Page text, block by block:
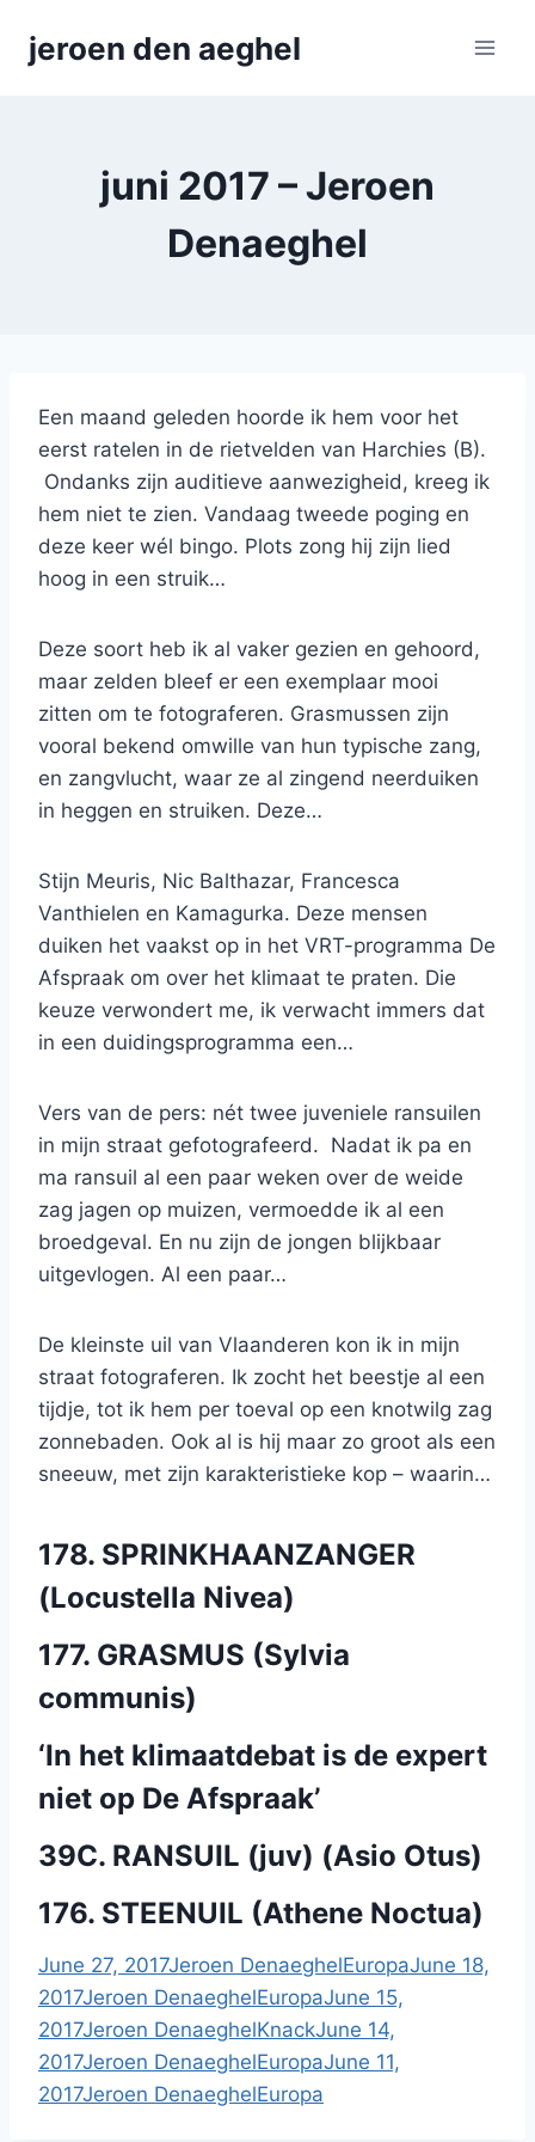
jeroen den aeghel
juni 2017 – Jeroen
Denaeghel
Een maand geleden hoorde ik hem voor het
eerst ratelen in de rietvelden van Harchies (B).
Ondanks zijn auditieve aanwezigheid, kreeg ik
hem niet te zien. Vandaag tweede poging en
deze keer wél bingo. Plots zong hij zijn lied
hoog in een struik…
Deze soort heb ik al vaker gezien en gehoord,
maar zelden bleef er een exemplaar mooi
zitten om te fotograferen. Grasmussen zijn
vooral bekend omwille van hun typische zang,
en zangvlucht, waar ze al zingend neerduiken
in heggen en struiken. Deze…
Stijn Meuris, Nic Balthazar, Francesca
Vanthielen en Kamagurka. Deze mensen
duiken het vaakst op in het VRT-programma De
Afspraak om over het klimaat te praten. Die
keuze verwondert me, ik verwacht immers dat
in een duidingsprogramma een…
Vers van de pers: nét twee juveniele ransuilen
in mijn straat gefotografeerd. Nadat ik pa en
ma ransuil al een paar weken over de weide
zag jagen op muizen, vermoedde ik al een
broedgeval. En nu zijn de jongen blijkbaar
uitgevlogen. Al een paar…
De kleinste uil van Vlaanderen kon ik in mijn
straat fotograferen. Ik zocht het beestje al een
tijdje, tot ik hem per toeval op een knotwilg zag
zonnebaden. Ook al is hij maar zo groot als een
sneeuw, met zijn karakteristieke kop – waarin…
178. SPRINKHAANZANGER
(Locustella Nivea)
177. GRASMUS (Sylvia
communis)
‘In het klimaatdebat is de expert
niet op De Afspraak’
39C. RANSUIL (juv) (Asio Otus)
176. STEENUIL (Athene Noctua)
June 27, 2017Jeroen DenaeghelEuropaJune 18,
2017Jeroen DenaeghelEuropaJune 15,
2017Jeroen DenaeghelKnackJune 14,
2017Jeroen DenaeghelEuropaJune 11,
2017Jeroen DenaeghelEuropa